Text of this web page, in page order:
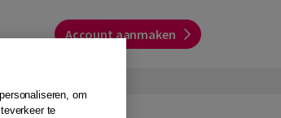
Account aanmaken
om
te